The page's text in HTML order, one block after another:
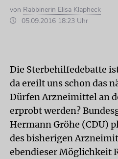
von Rabbinerin Elisa Klapheck
05.09.2016 18:23 Uhr
Die Sterbehilfedebatte
da ereilt uns schon das
Dürfen Arzneimittel an
erprobt werden?
Hermann Gröhe (CDU)
des bisherigen
ebendieser Möglichkeit